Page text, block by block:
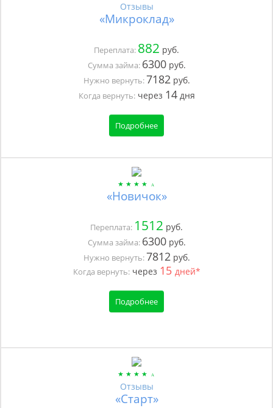
Отзывы
«Микроклад»
Переплата: 882 руб.
Сумма займа: 6300руб.
Нужно вернуть:7182руб.
Когда вернуть:через 14дня
Подробнее
«Новичок»
Переплата: 1512 руб.
Сумма займа: 6300руб.
Нужно вернуть:7812руб.
Когда вернуть:через 15 дней*
Подробнее
Отзывы
«Старт»